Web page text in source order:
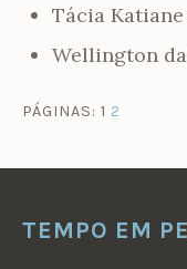
Tácia
Wellington
PÁGINAS: 1 2
TEMPO EM